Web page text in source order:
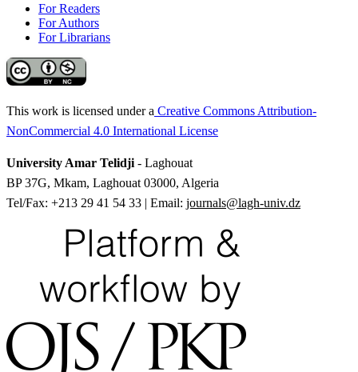
For Readers
For Authors
For Librarians
This work is licensed under a Creative Commons Attribution-
NonCommercial 4.0 International License
University Amar Telidji - Laghouat
BP 37G, Mkam, Laghouat 03000, Algeria
Tel/Fax: +213 29 41 54 33 | Email: journals@lagh-univ.dz